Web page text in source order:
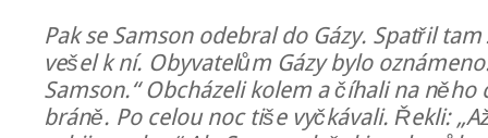
Pak se Samson odebral do Gázy. Spatřil
vešel k ní. Obyvatelům Gázy bylo
Samson.“ Obcházeli kolem a číhali na něho
bráně. Po celou noc tiše vyčkávali. Řekli: